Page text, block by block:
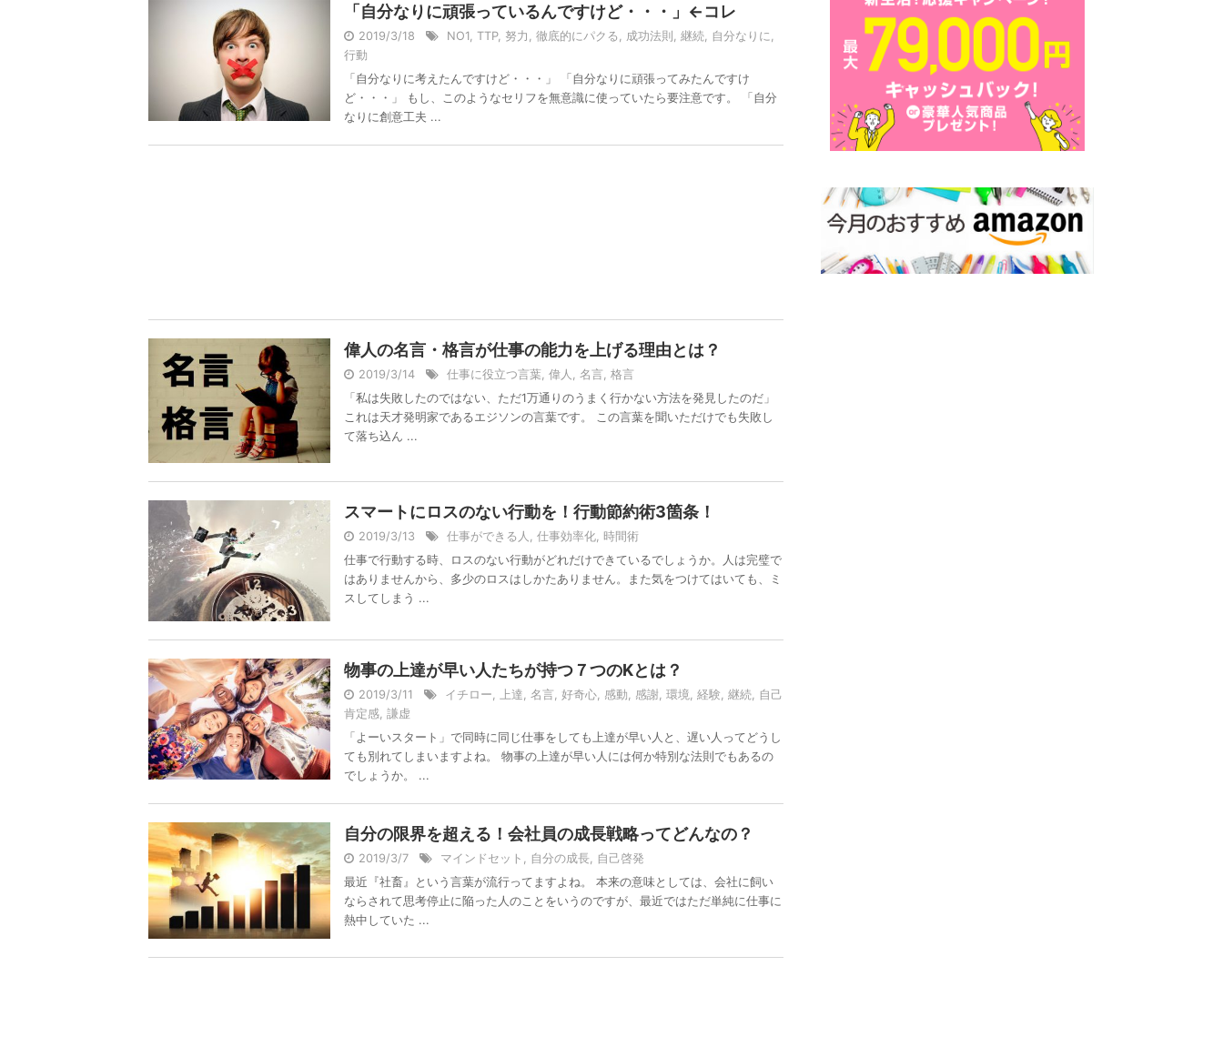
「自分なりに頑張っているんですけど・・・」←コレ
2019/3/18 NO1 TTP, 努力 徹底的にパクる 成功法則 継続 自分なりに
行動
「自分なりに考えたんですけど・・・」 「自分なりに頑張ってみたんですけ
ど・・・」 もし、このようなセリフを無意識に使っていたら要注意です。 「自分
なりに創意工夫 ...
偉人の名言・格言が仕事の能力を上げる理由とは？
2019/3/14 仕事に役立つ言葉 偉人 名言 格言
「私は失敗したのではない、ただ1万通りのうまく行かない方法を発見したのだ」
これは天才発明家であるエジソンの言葉です。 この言葉を聞いただけでも失敗し
て落ち込ん ...
スマートにロスのない行動を！行動節約術3箇条！
2019/3/13 仕事ができる人 仕事効率化 時間術
仕事で行動する時、ロスのない行動がどれだけできているでしょうか。人は完璧で
はありませんから、多少のロスはしかたありません。また気をつけてはいても、ミ
スしてしまう ...
物事の上達が早い人たちが持つ７つのKとは？
2019/3/11 イチロー 上達 名言 好奇心 感動 感謝 環境 経験 継続
自己
肯定感 謙虚
「よーいスタート」で同時に同じ仕事をしても上達が早い人と、遅い人ってどうし
ても別れてしまいますよね。 物事の上達が早い人には何か特別な法則でもあるの
でしょうか。 ...
自分の限界を超える！会社員の成長戦略ってどんなの？
2019/3/7 マインドセット 自分の成長
自己啓発
最近『社畜』という言葉が流行ってますよね。 本来の意味としては、会社に飼い
ならされて思考停止に陥った人のことをいうのですが、最近ではただ単純に仕事に
熱中していた ...